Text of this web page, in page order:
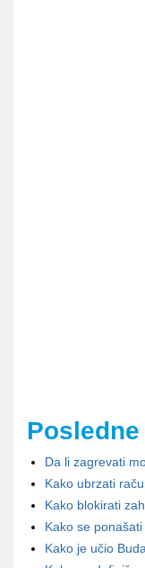
Da li zagrevati
Kako ubrzati
Kako blokirati
Kako se
Kako je učio